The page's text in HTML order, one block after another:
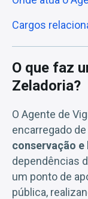
Cargos
O que faz
Zeladoria?
O Agente de
encarregado de
conservação
dependências
um ponto de
pública,